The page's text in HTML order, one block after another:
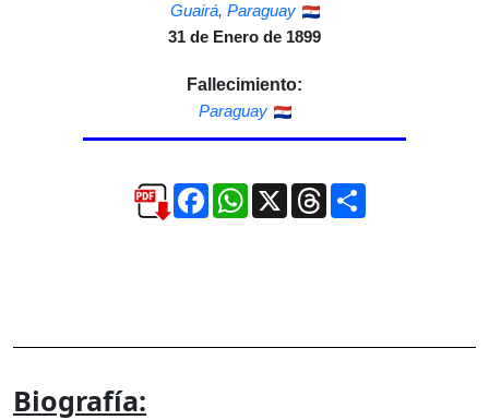
Guairá, Paraguay
31 de Enero de 1899
Fallecimiento:
Paraguay
FacebookWhatsApp
X ThreadsCompartir
Biografía: